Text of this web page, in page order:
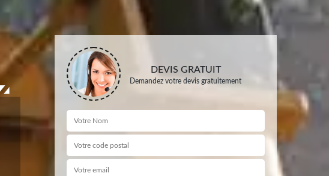
DEVIS GRATUIT
Demandez votre devis gratuitement